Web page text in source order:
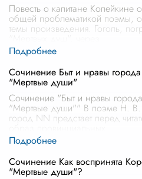
Повесть о капитане Копейкине
общей проблематикой поэмы,
темы произведения. Гоголь,
Сочинение Быт и нравы
"Мертвые души"
Сочинение "Быт и нравы
"Мертвые души"" В поэме Н. В.
город NN предстает перед
Сочинение Как воспринята
"Мертвые души"?